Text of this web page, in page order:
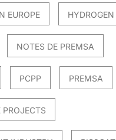
EUROPE HYDROGEN
NOTES DE PREMSA
PCPP PREMSA
PROJECTS